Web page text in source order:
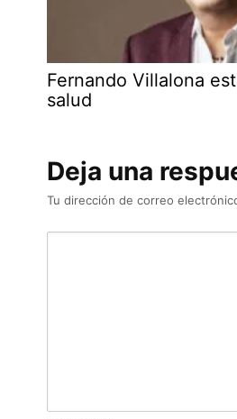
Fernando Villalona
salud
Deja una
Tu dirección de correo